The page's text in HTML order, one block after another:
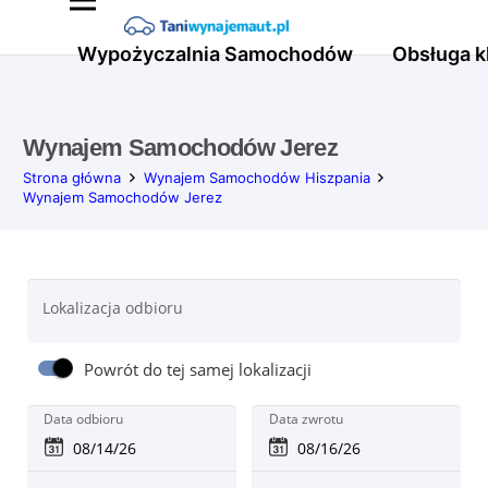
Wypożyczalnia Samochodów Obsługa
Wynajem Samochodów Jerez
Strona główna
Wynajem Samochodów Hiszpania
Wynajem Samochodów Jerez
Lokalizacja odbioru
Powrót do tej samej lokalizacji
Data odbioru Data zwrotu